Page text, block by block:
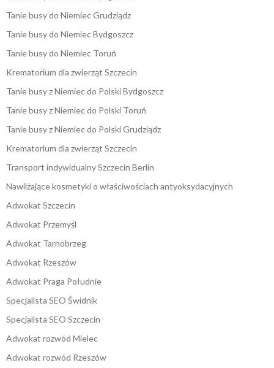
Tanie busy do Niemiec Grudziądz
Tanie busy do Niemiec Bydgoszcz
Tanie busy do Niemiec Toruń
Krematorium dla zwierząt Szczecin
Tanie busy z Niemiec do Polski Bydgoszcz
Tanie busy z Niemiec do Polski Toruń
Tanie busy z Niemiec do Polski Grudziądz
Krematorium dla zwierząt Szczecin
Transport indywidualny Szczecin Berlin
Nawilżające kosmetyki o właściwościach antyoksydacyjnych
Adwokat Szczecin
Adwokat Przemyśl
Adwokat Tarnobrzeg
Adwokat Rzeszów
Adwokat Praga Południe
Specjalista SEO Świdnik
Specjalista SEO Szczecin
Adwokat rozwód Mielec
Adwokat rozwód Rzeszów